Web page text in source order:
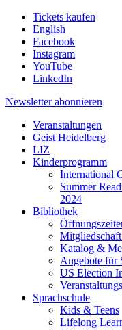
Tickets kaufen
English
Facebook
Instagram
YouTube
LinkedIn
Newsletter abonnieren
Veranstaltungen
Geist Heidelberg
LIZ
Kinderprogramm
International
Summer
2024
Bibliothek
Katalog &
Angebote für
US Election
Sprachschule
Kids & Teens
Lifelong